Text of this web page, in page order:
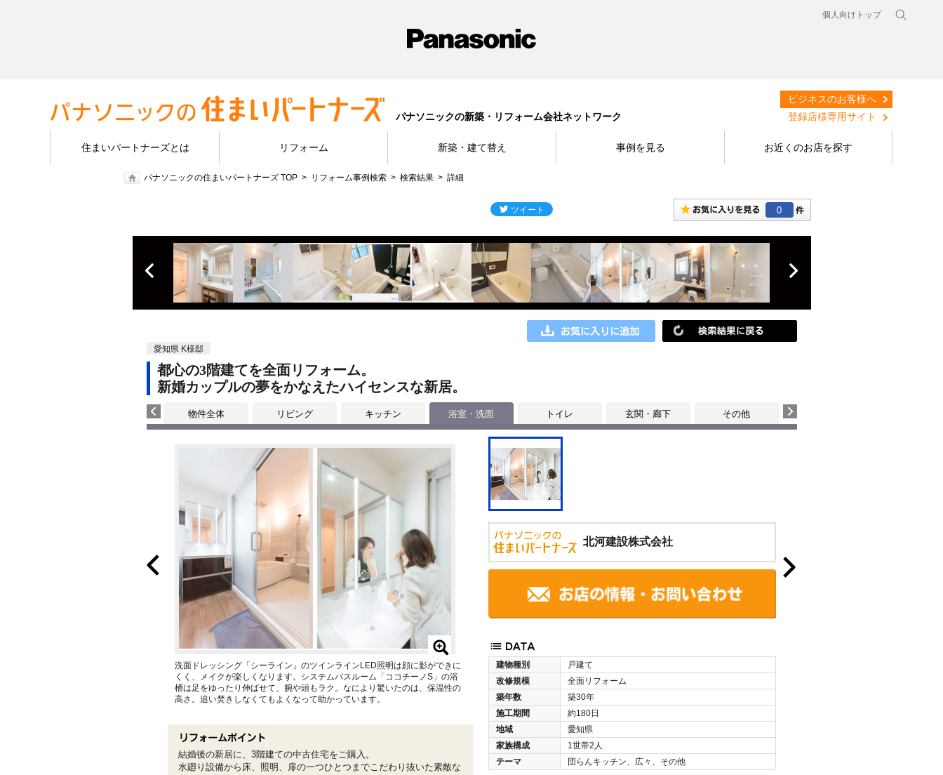
個人向けトップ
パナソニックの新築・リフォーム会社ネットワーク
ビジネスのお客様へ
登録店様専用サイト
住まいパートナーズとは リフォーム 新築・建て替え 事例を見る お近くのお店を探す
パナソニックの住まいパートナーズ TOP リフォーム事例検索 検索結果 詳細
0
愛知県 K様邸
都心の3階建てを全面リフォーム。
新婚カップルの夢をかなえたハイセンスな新居。
物件全体 リビング キッチン 浴室・洗面 トイレ 玄関・廊下 その他
北河建設株式会社
建物種別
戸建て
改修規模
全面リフォーム
築年数
築30年
施工期間
約180日
地域
愛知県
家族構成
1世帯2人
テーマ
団らんキッチン、広々、その他
洗面ドレッシング「シーライン」のツインラインLED照明は顔に影ができに
くく、メイクが楽しくなります。システムバスルーム「ココチーノS」の浴
槽は足をゆったり伸ばせて、腕や頭もラク。なにより驚いたのは、保温性の
高さ。追い焚きしなくてもよくなって助かっています。
結婚後の新居に、3階建ての中古住宅をご購入。
水廻り設備から床、照明、扉の一つひとつまでこだわり抜いた素敵な